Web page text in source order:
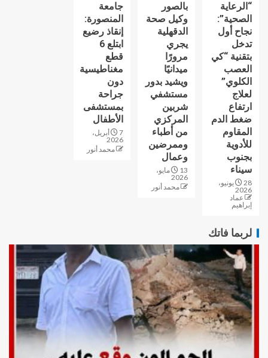
“الرعاية
الصحية”:
نجاح أول
تدخل
بتقنية “كي
العصب
الكلوي”
لعلاج
ارتفاع
ضغط الدم
المقاوم
للأدوية
بجنوب
سيناء
28 يونيو،
2026
عماد
إبراهيم
بالصور
وكيل صحة
الدقهلية
يجري
مرورًا
ميدانيًا
ويشيد بدور
مستشفي
شربين
المركزي
من أطباء
وممرضين
وعمال
13 مايو،
2026
محمد أنور
جامعة
المنصورة:
إنقاذ رضيع
ابتلع 6
قطع
مغناطيسية
دون
جراحة
بمستشفى
الأطفال
7 أبريل،
2026
محمد أنور
لربما فاتك